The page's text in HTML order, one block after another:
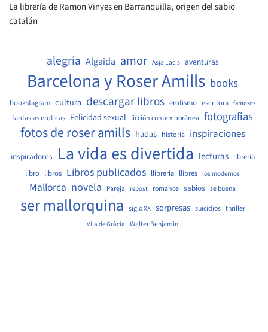
La librería de Ramon Vinyes en Barranquilla, origen del sabio
catalán
alegria Algaida amor Asja Lacis aventuras
Barcelona y Roser Amills books
bookstagram cultura descargar libros erotismo escritora famosos
fantasias eroticas Felicidad sexual ficción contemporánea fotografias
fotos de roser amills hadas historia inspiraciones
inspiradores La vida es divertida lecturas libreria
libro libros Libros publicados llibreria llibres los modernos
Mallorca novela Pareja repost romance sabios se buena
ser mallorquina siglo XX sorpresas suicidios thriller
Vila de Gràcia Walter Benjamin